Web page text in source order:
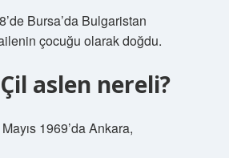
Bursa’da Bulgaristan
çocuğu olarak doğdu.
aslen nereli?
1969’da Ankara,